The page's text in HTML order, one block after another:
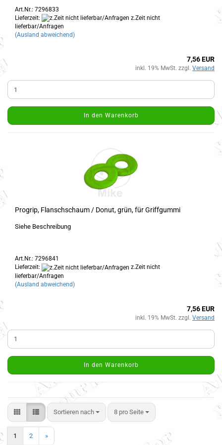
Art.Nr.: 7296833
Lieferzeit:
z.Zeit nicht
lieferbar/Anfragen
(Ausland abweichend)
7,56 EUR
inkl. 19% MwSt. zzgl. Versand
In den Warenkorb
Progrip, Flanschschaum / Donut, grün, für Griffgummi
Siehe Beschreibung
Art.Nr.: 7296841
Lieferzeit:
z.Zeit nicht
lieferbar/Anfragen
(Ausland abweichend)
7,56 EUR
inkl. 19% MwSt. zzgl. Versand
In den Warenkorb
Sortieren nach 8 pro Seite
1 2 »